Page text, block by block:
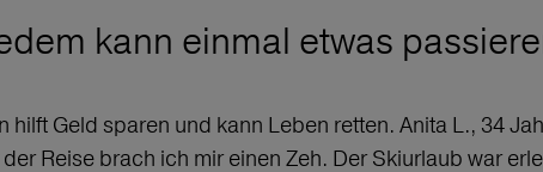
kann einmal etwas
Geld sparen und kann Leben retten. Anita L., 34
Reise brach ich mir einen Zeh. Der Skiurlaub war